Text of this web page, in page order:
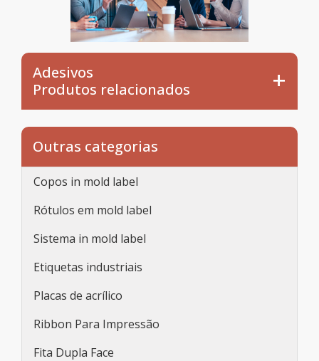
Adesivos
Produtos relacionados
Outras categorias
Copos in mold label
Rótulos em mold label
Sistema in mold label
Etiquetas industriais
Placas de acrílico
Ribbon Para Impressão
Fita Dupla Face